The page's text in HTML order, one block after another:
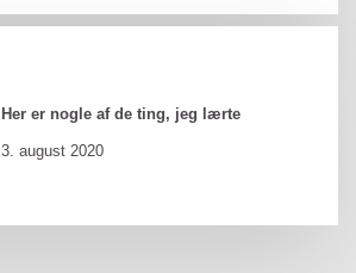
Her er nogle af de ting, jeg lærte
3. august 2020